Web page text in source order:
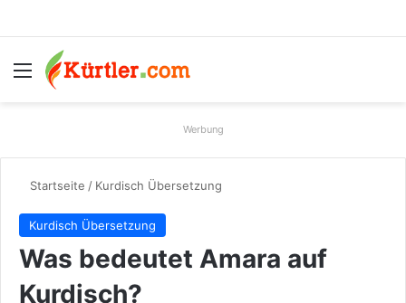
Menü
Werbung
Startseite / Kurdisch Übersetzung
Kurdisch Übersetzung
Was bedeutet Amara auf
Kurdisch?